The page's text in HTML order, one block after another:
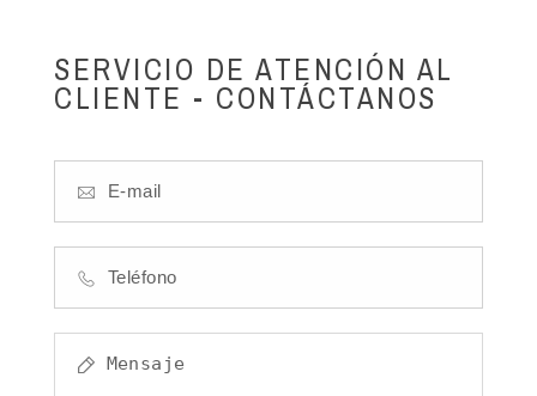
SERVICIO DE ATENCIÓN AL
CLIENTE - CONTÁCTANOS